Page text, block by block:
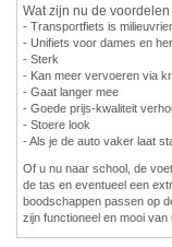
Wat zijn nu de
- Transportfiets is
- Unifiets voor dames en
- Sterk
- Kan meer vervoeren via
- Gaat langer mee
- Goede prijs-kwaliteit
- Stoere look
- Als je de auto vaker laat
Of u nu naar school, de
de tas en eventueel een
boodschappen passen op
zijn functioneel en mooi van